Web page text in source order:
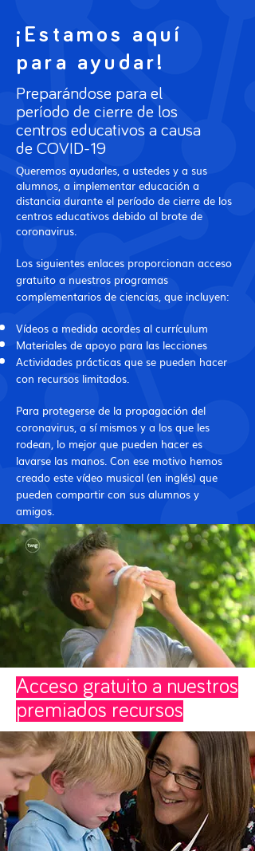
¡Estamos aquí
para ayudar!
Preparándose para el
período de cierre de los
centros educativos a causa
de COVID-19
Queremos ayudarles, a ustedes y a sus
alumnos, a implementar educación a
distancia durante el período de cierre de los
centros educativos debido al brote de
coronavirus.
Los siguientes enlaces proporcionan acceso
gratuito a nuestros programas
complementarios de ciencias, que incluyen:
Vídeos a medida acordes al currículum
Materiales de apoyo para las lecciones
Actividades prácticas que se pueden hacer
con recursos limitados.
Para protegerse de la propagación del
coronavirus, a sí mismos y a los que les
rodean, lo mejor que pueden hacer es
lavarse las manos. Con ese motivo hemos
creado este vídeo musical (en inglés) que
pueden compartir con sus alumnos y
amigos.
Acceso gratuito a nuestros
premiados recursos